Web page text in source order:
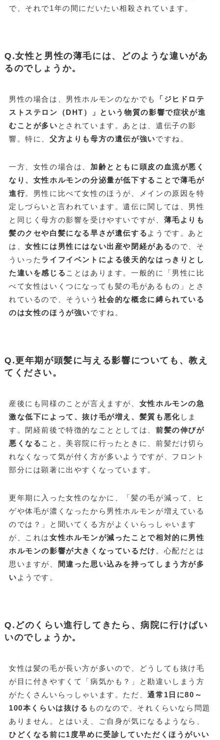
で、それで1年の間にだいたい相殺されています。
Q.女性と男性の薄毛には、どのような違いがあ
るのでしょうか。
男性の場合は、男性ホルモンのなかでも
「ジヒドロテ
ストステロン（DHT）」という物質の影響で症状が進
むことが多い とされています。あとは、遺伝子の影
響。特に、 父方よりも母方の遺伝が強いですね。
一方、女性の場合は、 加齢とともに頭皮の血流が悪く
なり、女性ホルモンの分泌量が低下することで薄毛が
進行。男性に比べて女性のほうが、メインの原因を特
定しづらいと言われています。遺伝に関しては、男性
と同じく母方の影響を受けやすいですが、 薄毛よりも
髪のクセや白髪になる早さが遺伝する ようです。あと
は、女性には男性にはない出産や閉経があるので、そ
ういった ライフイベントによる後天的なはっきりとし
た違いを感じる ことはあります。一般的に「男性に比
べて女性はいくつになっても髪の毛があるもの」とさ
れているので、そういう 社会的な概念に縛られている
のは女性のほうが強いですね。
Q.更年期が頭髪に与える影響についても、教え
てください。
産後にも同様のことが言えますが、 女性ホルモンの急
激な低下によって、抜け毛が増え、髪質も悪化 しま
す。閉経前後で特徴的なこととしては、 前髪の伸びが
悪くなる こと。美容院に行ったときに、前髪だけ切ら
れなくなって気が付く方が多いようですが、フロント
部分には顕著に出やすくなっています。
更年期に入った女性のなかに、「髪の毛が減って、ヒ
ゲや体毛が濃くなったから男性ホルモンが増えている
のでは？」と聞いてくる方がよくいらっしゃいます
が、これは女性ホルモンが減ったことで相対的に男性
ホルモンの影響が大きくなっているだけ 。心配だとは
思いますが、
間違った思い込みを持ってしまう方が多
い ようです。
Q.どのくらい進行してきたら、病院に行けばい
いのでしょうか。
女性は髪の毛が長い方が多いので、どうしても抜け毛
が目に付きやすくて「病気かも？」と勘違いしまう方
がたくさんいらっしゃいます。ただ、通常1日に80～
100本くらいは抜ける ものなので、それくらいなら問題
ありません。とはいえ、ご自身が気になるようなら、
ひどくなる前に1度早めに受診していただくほうがいい